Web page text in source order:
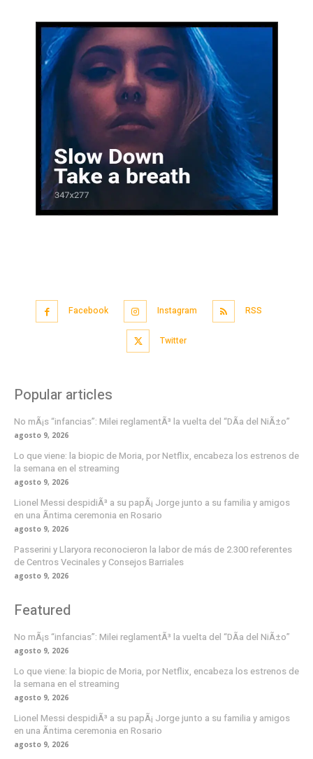
Facebook Instagram RSS
Twitter
Popular articles
No mÃ¡s “infancias”: Milei reglamentÃ³ la vuelta del “DÃ­a del NiÃ±o”
agosto 9, 2026
Lo que viene: la biopic de Moria, por Netflix, encabeza los estrenos de
la semana en el streaming
agosto 9, 2026
Lionel Messi despidiÃ³ a su papÃ¡ Jorge junto a su familia y amigos
en una Ã­ntima ceremonia en Rosario
agosto 9, 2026
Passerini y Llaryora reconocieron la labor de más de 2.300 referentes
de Centros Vecinales y Consejos Barriales
agosto 9, 2026
Featured
No mÃ¡s “infancias”: Milei reglamentÃ³ la vuelta del “DÃ­a del NiÃ±o”
agosto 9, 2026
Lo que viene: la biopic de Moria, por Netflix, encabeza los estrenos de
la semana en el streaming
agosto 9, 2026
Lionel Messi despidiÃ³ a su papÃ¡ Jorge junto a su familia y amigos
en una Ã­ntima ceremonia en Rosario
agosto 9, 2026